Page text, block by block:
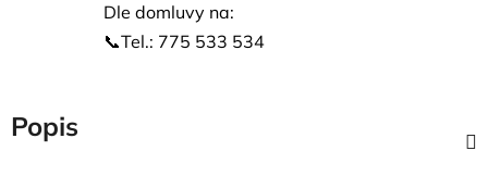
Dle domluvy na:
📞Tel.: 775 533 534
Popis